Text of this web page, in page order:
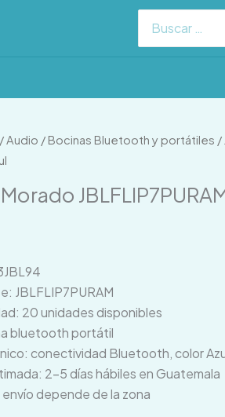
for:
/Audio / Bocinas Bluetooth y portátiles /
JBLFLIP7PURAM
20 unidades disponibles
bluetooth portátil
conectividad Bluetooth, color
2–5 días hábiles en Guatemala
depende de la zona